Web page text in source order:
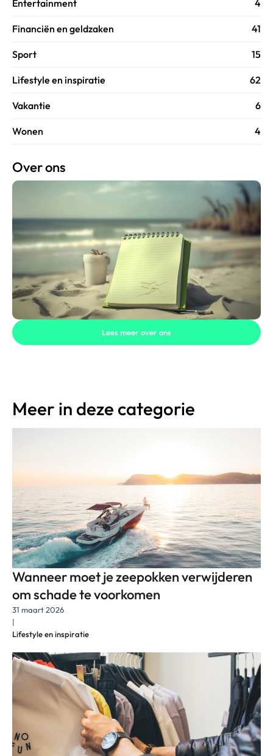
Entertainment 4
Financiën en geldzaken 41
Sport 15
Lifestyle en inspiratie 62
Vakantie 6
Wonen 4
Over ons
Lees meer over ons
Meer in deze categorie
Wanneer moet je zeepokken verwijderen
om schade te voorkomen
31 maart 2026
|
Lifestyle en inspiratie